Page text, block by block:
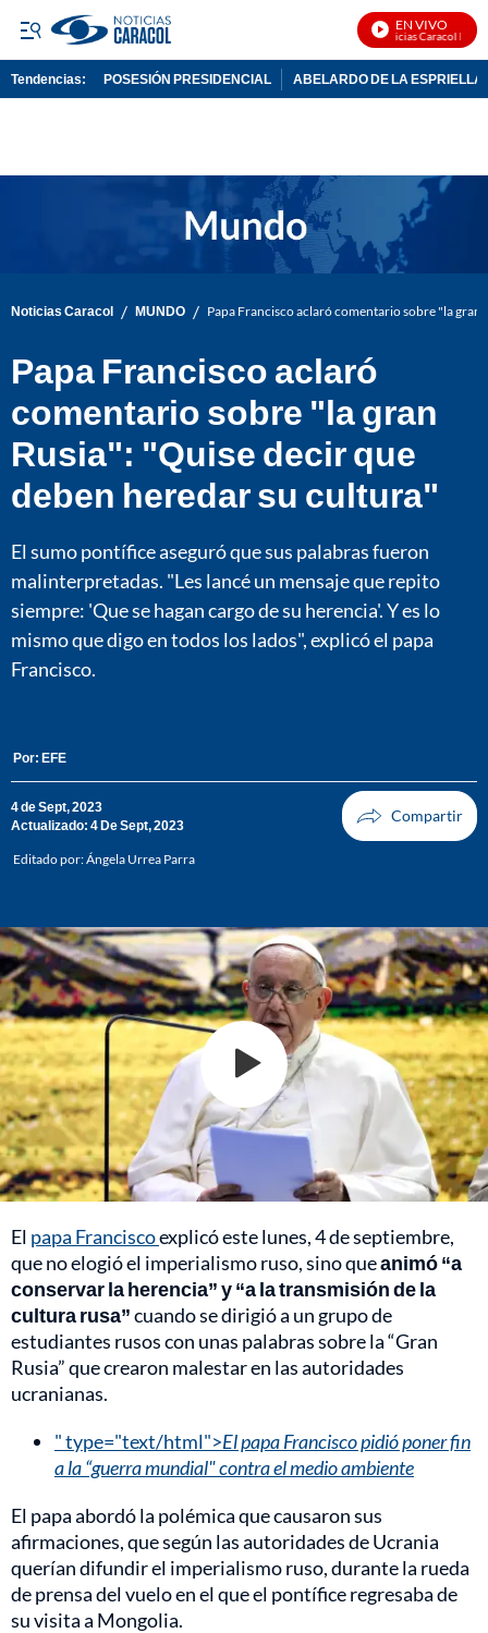
EN VIVO
Noticias Caracol En Vivo
Tendencias: POSESIÓN PRESIDENCIAL ABELARDO DE LA ESPRIELLA
Noticias Caracol / MUNDO / Papa Francisco aclaró comentario sobre "la
Papa Francisco aclaró
comentario sobre "la gran
Rusia": "Quise decir que
deben heredar su cultura"
El sumo pontífice aseguró que sus palabras fueron
malinterpretadas. "Les lancé un mensaje que repito
siempre: 'Que se hagan cargo de su herencia'. Y es lo
mismo que digo en todos los lados", explicó el papa
Francisco.
Por: EFE
4 de Sept, 2023
Actualizado: 4 De Sept, 2023
Editado por:Ángela Urrea Parra
El papa Franciscoexplicó este lunes, 4 de septiembre,
que no elogió el imperialismo ruso, sino queanimó “a
conservar la herencia” y “a la transmisión de la
cultura rusa”cuando se dirigió a un grupo de
estudiantes rusos con unas palabras sobre la “Gran
Rusia” que crearon malestar en las autoridades
ucranianas.
" type="text/html">El papa Francisco pidió poner fin
a la “guerra mundial" contra el medio ambiente
El papa abordó la polémica que causaron sus
afirmaciones, que según las autoridades de Ucrania
querían difundir el imperialismo ruso, durante la rueda
de prensa del vuelo en el que el pontífice regresaba de
su visita a Mongolia.